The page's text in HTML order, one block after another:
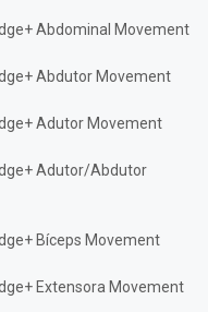
Abdominal Movement
Abdutor Movement
Adutor Movement
Adutor/Abdutor
Bíceps Movement
Extensora Movement